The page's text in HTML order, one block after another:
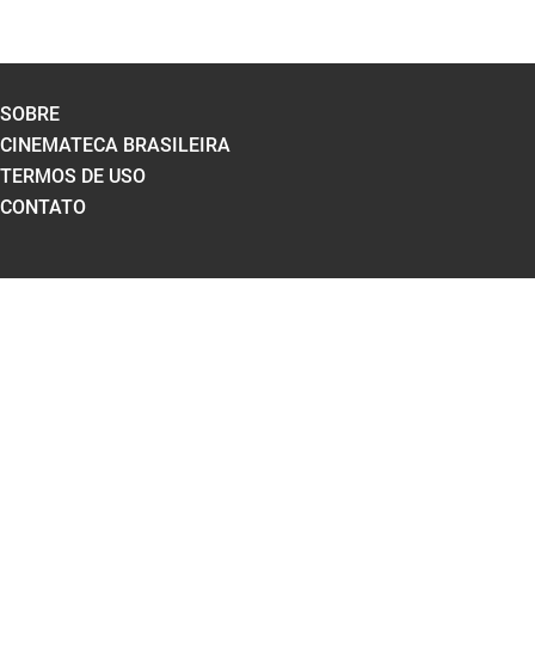
SOBRE
CINEMATECA BRASILEIRA
TERMOS DE USO
CONTATO